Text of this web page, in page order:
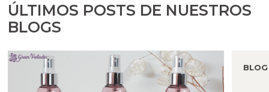
ÚLTIMOS POSTS DE NUESTROS
BLOGS